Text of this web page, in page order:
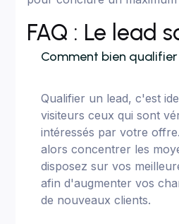
FAQ : Le lead
Comment bien qualifier
Qualifier un lead, c'est
visiteurs ceux qui sont
intéressés par votre
alors concentrer les
disposez sur vos
afin d'augmenter vos
de nouveaux clients.